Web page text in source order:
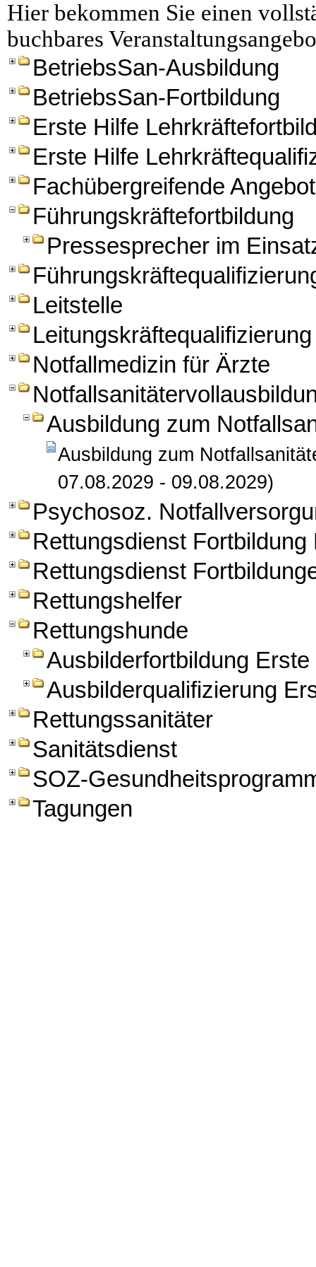
Hier bekommen Sie einen
buchbares
BetriebsSan-Ausbildung
BetriebsSan-Fortbildung
Erste Hilfe
Erste Hilfe
Fachübergreifende
Führungskräftefortbildung
Pressesprecher im
Leitstelle
Leitungskräftequalifizierung
Notfallmedizin für Ärzte
Ausbildung zum
Ausbildung zum
07.08.2029 - 09.08.2029)
Psychosoz.
Rettungsdienst Fortbildung
Rettungsdienst
Rettungshelfer
Rettungshunde
Ausbilderfortbildung
Ausbilderqualifizierung
Rettungssanitäter
Sanitätsdienst
SOZ-
Tagungen